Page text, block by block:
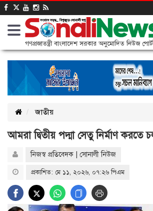
গণপ্রজাতন্ত্রী বাংলাদেশ সরকার অনুমোদিত নিউজ
জাতীয়
আমরা দ্বিতীয় পদ্মা সেতু নির্মাণ করতে
নিজস্ব প্রতিবেদক | সোনালী নিউজ
প্রকাশিত: মে ১১, ২০২৬, ০৭:২৬ পিএম